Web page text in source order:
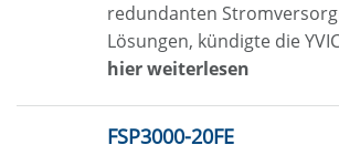
redundanten
Lösungen, kündigte die
hier weiterlesen
FSP3000-20FE